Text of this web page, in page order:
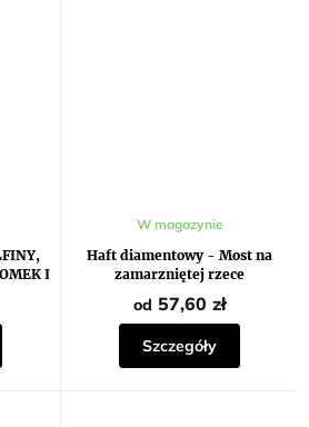
I
Haft diamentowy - Most na
zamarzniętej rzece
Średnia
ocena
produktu
wynosi
5,0
na
5
gwiazdek.
W magazynie
od 57,60 zł
Szczegóły